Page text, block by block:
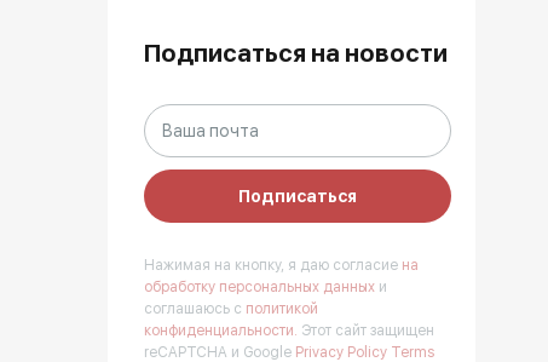
Подписаться на новости
Подписаться
Нажимая на кнопку, я даю согласие на
обработку персональных данных и
соглашаюсь с политикой
конфиденциальности. Этот сайт защищен
reCAPTCHA и Google Privacy Policy Terms